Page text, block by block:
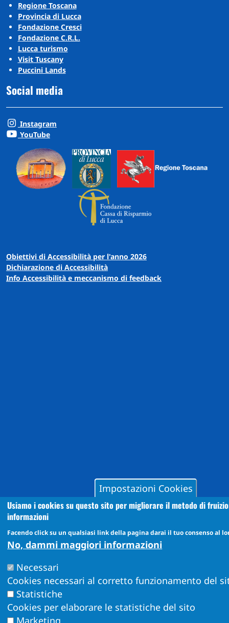
Regione Toscana
Provincia di Lucca
Fondazione Cresci
Fondazione C.R.L.
Lucca turismo
Visit Tuscany
Puccini Lands
Social media
Instagram
YouTube
Obiettivi di Accessibilità per l'anno 2026
Dichiarazione di Accessibilità
Info Accessibilità e meccanismo di feedback
Impostazioni Cookies
Usiamo i cookies su questo sito per migliorare il metodo di
informazioni
Facendo click su un qualsiasi link della pagina darai il tuo consenso al
No, dammi maggiori informazioni
Necessari
Cookies necessari al corretto funzionamento del
Statistiche
Cookies per elaborare le statistiche del sito
Marketing